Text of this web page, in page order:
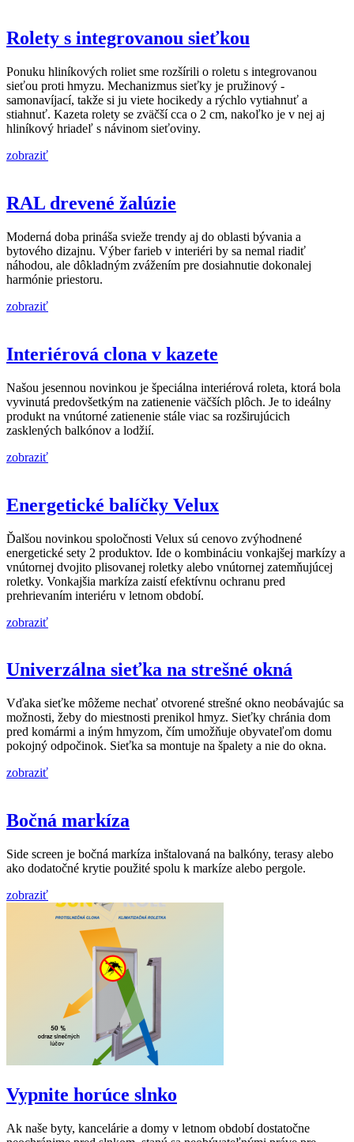
Rolety s integrovanou sieťkou
Ponuku hliníkových roliet sme rozšírili o roletu s integrovanou
sieťou proti hmyzu. Mechanizmus sieťky je pružinový -
samonavíjací, takže si ju viete hocikedy a rýchlo vytiahnuť a
stiahnuť. Kazeta rolety se zväčší cca o 2 cm, nakoľko je v nej aj
hliníkový hriadeľ s návinom sieťoviny.
zobraziť
RAL drevené žalúzie
Moderná doba prináša svieže trendy aj do oblasti bývania a
bytového dizajnu. Výber farieb v interiéri by sa nemal riadiť
náhodou, ale dôkladným zvážením pre dosiahnutie dokonalej
harmónie priestoru.
zobraziť
Interiérová clona v kazete
Našou jesennou novinkou je špeciálna interiérová roleta, ktorá bola
vyvinutá predovšetkým na zatienenie väčších plôch. Je to ideálny
produkt na vnútorné zatienenie stále viac sa rozširujúcich
zasklených balkónov a lodžií.
zobraziť
Energetické balíčky Velux
Ďalšou novinkou spoločnosti Velux sú cenovo zvýhodnené
energetické sety 2 produktov. Ide o kombináciu vonkajšej markízy a
vnútornej dvojito plisovanej roletky alebo vnútornej zatemňujúcej
roletky. Vonkajšia markíza zaistí efektívnu ochranu pred
prehrievaním interiéru v letnom období.
zobraziť
Univerzálna sieťka na strešné okná
Vďaka sieťke môžeme nechať otvorené strešné okno neobávajúc sa
možnosti, žeby do miestnosti prenikol hmyz. Sieťky chránia dom
pred komármi a iným hmyzom, čím umožňuje obyvateľom domu
pokojný odpočinok. Sieťka sa montuje na špalety a nie do okna.
zobraziť
Bočná markíza
Side screen je bočná markíza inštalovaná na balkóny, terasy alebo
ako dodatočné krytie použité spolu k markíze alebo pergole.
zobraziť
Vypnite horúce slnko
Ak naše byty, kancelárie a domy v letnom období dostatočne